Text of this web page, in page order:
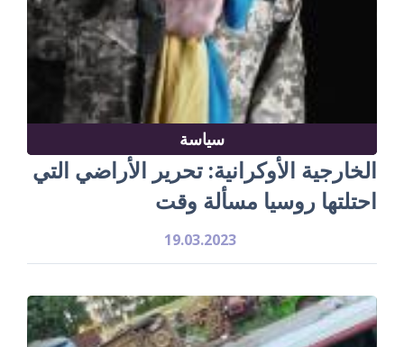
سياسة
الخارجية الأوكرانية: تحرير الأراضي التي
احتلتها روسيا مسألة وقت
19.03.2023